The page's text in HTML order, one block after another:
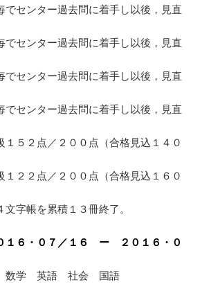
でセンター過去問に着手し以後，見直
でセンター過去問に着手し以後，見直
でセンター過去問に着手し以後，見直
でセンター過去問に着手し以後，見直
１５２点／２００点（合格見込１４０
１２２点／２００点（合格見込１６０
文字帳を累積１３冊終了。
１６・０７／１６ ー ２０１６・０
学 英語 社会 国語